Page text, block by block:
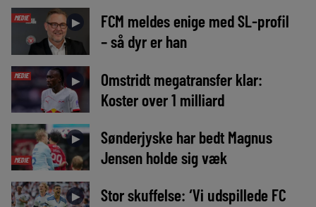
MEDIE ►
FCM meldes enige med SL-profil
– så dyr er han
MEDIE ►
Omstridt megatransfer klar:
Koster over 1 milliard
MEDIE
►
Sønderjyske har bedt Magnus
Jensen holde sig væk
►
Stor skuffelse: ‘Vi udspillede FC